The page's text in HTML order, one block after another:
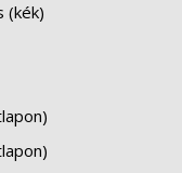
(kék)